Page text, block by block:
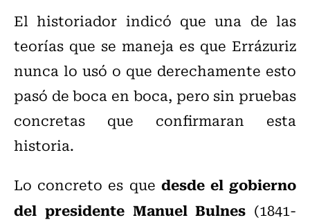
El historiador indicó que una de las
teorías que se maneja es que Errázuriz
nunca lo usó o que derechamente esto
pasó de boca en boca, pero sin pruebas
concretas que confirmaran esta
historia.
Lo concreto es que desde el gobierno
del presidente Manuel Bulnes (1841-